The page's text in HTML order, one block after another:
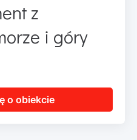
z
i góry
o obiekcie